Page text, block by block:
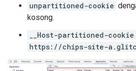
unpartitioned-cookie
kosong.
__Host-partitioned-cookie
https://chips-site-